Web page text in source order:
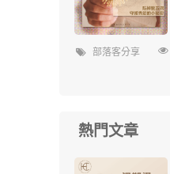
部落客分享
熱門文章